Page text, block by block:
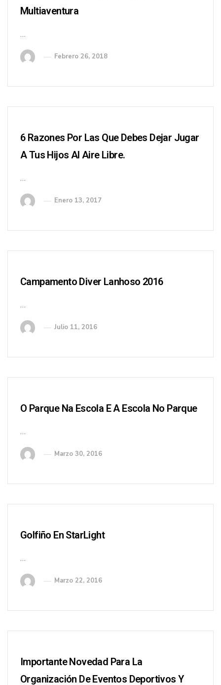
Multiaventura
…
Febrero 26, 2018
6 Razones Por Las Que Debes Dejar Jugar
A Tus Hijos Al Aire Libre.
…
Enero 13, 2017
Campamento Diver Lanhoso 2016
…
Julio 11, 2016
O Parque Na Escola E A Escola No Parque
…
Marzo 30, 2016
Golfiño En StarLight
…
Marzo 22, 2016
Importante Novedad Para La
Organización De Eventos Deportivos Y